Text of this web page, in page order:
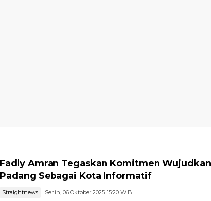
Fadly Amran Tegaskan Komitmen Wujudkan
Padang Sebagai Kota Informatif
Straightnews Senin, 06 Oktober 2025, 15:20 WIB